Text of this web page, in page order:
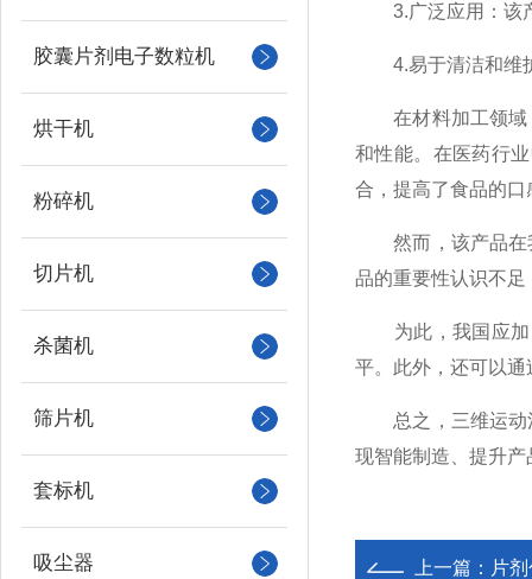
胶囊片剂电子数粒机
烘干机
粉碎机
切片机
杀菌机
筛片机
套标机
吸尘器
3.广泛应用：该产
4.易于清洁和维护
在材料加工领域，
和性能。在医药行
合，提高了食品的口
然而，该产品在我
品的重要性认识不
为此，我国应加大
平。此外，还可以
总之，三维运动混
现智能制造、提升
上一篇： 片